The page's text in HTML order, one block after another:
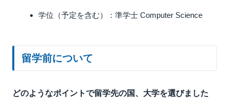
学位（予定を含む）：準学士 Computer Science
留学前について
どのようなポイントで留学先の国、大学を選びました